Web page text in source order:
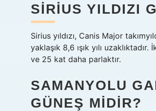
SIRIUS YILDIZI
Sirius yıldızı, Canis Major
yaklaşık 8,6 ışık yılı
ve 25 kat daha parlaktır.
SAMANYOLU
GÜNEŞ MIDIR?